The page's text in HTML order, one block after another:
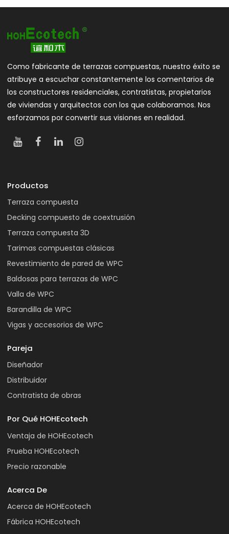
Como fabricante de terrazas compuestas, nuestro éxito se
atribuye a escuchar constantemente los comentarios de
los constructores residenciales, contratistas, propietarios
de viviendas y arquitectos con los que colaboramos. Nos
esforzamos por convertir sus visiones en realidad.
Productos
Terraza compuesta
Decking compuesto de coextrusión
Terraza compuesta 3D
Tarimas compuestas clásicas
Revestimiento de pared de WPC
Baldosas para terrazas de WPC
Valla de WPC
Barandilla de WPC
Vigas y accesorios de WPC
Pareja
Diseñador
Distribuidor
Contratista de obras
Por Qué HOHEcotech
Ventaja de HOHEcotech
Prueba HOHEcotech
Precio razonable
Acerca De
Acerca de HOHEcotech
Fábrica HOHEcotech